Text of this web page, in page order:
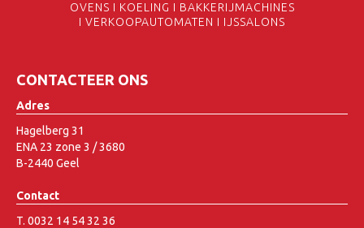
OVENS I KOELING I BAKKERIJMACHINES
I VERKOOPAUTOMATEN I IJSSALONS
CONTACTEER ONS
Adres
Hagelberg 31
ENA 23 zone 3 / 3680
B-2440 Geel
Contact
T. 0032 14 54 32 36